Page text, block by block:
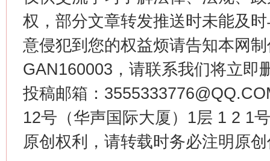
权，部分文章转发推送时未能及
意侵犯到您的权益烦请告知本网
GAN160003，请联系我们将立即
投稿邮箱：
12号（华声国际大厦）1层 1 2 1
原创权利，请转载时务必注明原